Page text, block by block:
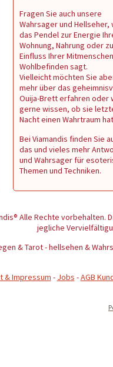
Fragen Sie auch unsere
Wahrsager und Hellseher,
das Pendel zur Energie
Wohnung, Nahrung oder
Einfluss Ihrer
Wohlbefinden sagt.
Vielleicht möchten Sie
mehr über das
Ouija-Brett erfahren oder
gerne wissen, ob sie
Nacht einen Wahrtraum
Bei Viamandis finden Sie
das und vieles mehr
und Wahrsager für
Themen und Techniken.
Alle Rechte vorbehalten.
jegliche
& Tarot - hellsehen &
& Impressum - Jobs -AGB